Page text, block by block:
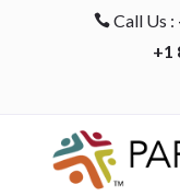
 Call Us :
+1